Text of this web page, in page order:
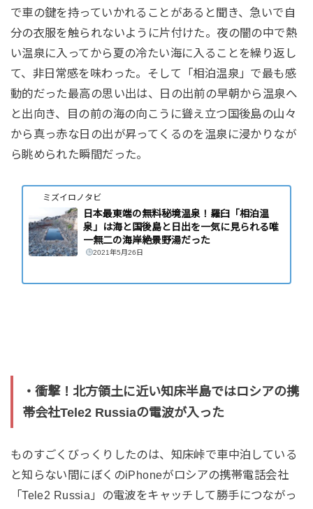
で車の鍵を持っていかれることがあると聞き、急いで自
分の衣服を触られないように片付けた。夜の闇の中で熱
い温泉に入ってから夏の冷たい海に入ることを繰り返し
て、非日常感を味わった。そして「相泊温泉」で最も感
動的だった最高の思い出は、日の出前の早朝から温泉へ
と出向き、目の前の海の向こうに聳え立つ国後島の山々
から真っ赤な日の出が昇ってくるのを温泉に浸かりなが
ら眺められた瞬間だった。
ミズイロノタビ
日本最東端の無料秘境温泉！羅臼「相泊温
泉」は海と国後島と日出を一気に見られる唯
一無二の海岸絶景野湯だった
2021年5月26日
・衝撃！北方領土に近い知床半島ではロシアの携
帯会社Tele2 Russiaの電波が入った
ものすごくびっくりしたのは、知床峠で車中泊している
と知らない間にぼくのiPhoneがロシアの携帯電話会社
「Tele2 Russia」の電波をキャッチして勝手につながっ